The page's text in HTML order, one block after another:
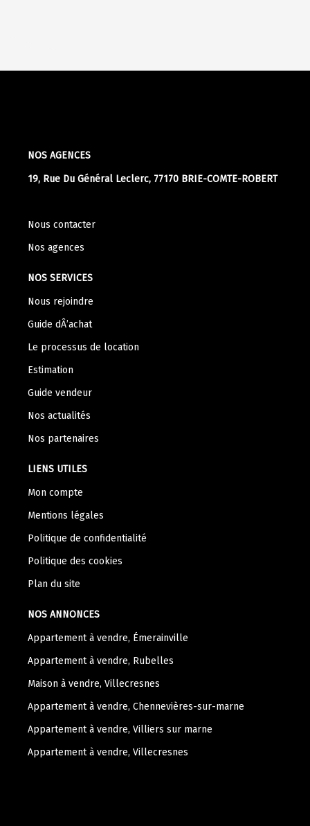
NOS AGENCES
19, Rue Du Général Leclerc, 77170 BRIE-COMTE-ROBERT
Nous contacter
Nos agences
NOS SERVICES
Nous rejoindre
Guide dÂ’achat
Le processus de location
Estimation
Guide vendeur
Nos actualités
Nos partenaires
LIENS UTILES
Mon compte
Mentions légales
Politique de confidentialité
Politique des cookies
Plan du site
NOS ANNONCES
Appartement à vendre, Émerainville
Appartement à vendre, Rubelles
Maison à vendre, Villecresnes
Appartement à vendre, Chennevières-sur-marne
Appartement à vendre, Villiers sur marne
Appartement à vendre, Villecresnes